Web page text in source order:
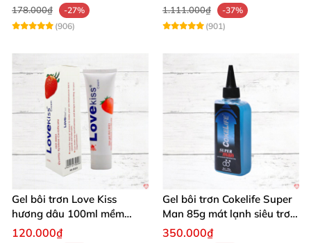
178.000₫
-27%
(906)
1.111.000₫
-37%
(901)
Gel bôi trơn Love Kiss
hương dâu 100ml mềm
mượt an toàn thơm
120.000₫
Gel bôi trơn Cokelife Super
Man 85g mát lạnh siêu trơn
an toàn
350.000₫